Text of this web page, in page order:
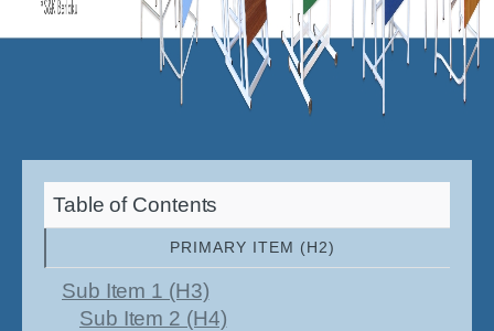
Table of Contents
PRIMARY ITEM (H2)
Sub Item 1 (H3)
Sub Item 2 (H4)